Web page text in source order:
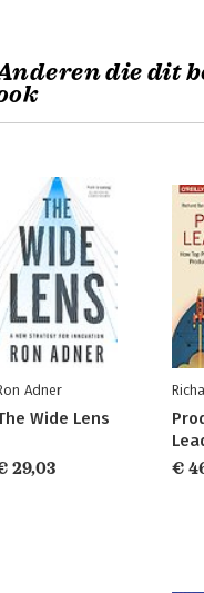
die dit
Adner
Wide Lens
29,03
€